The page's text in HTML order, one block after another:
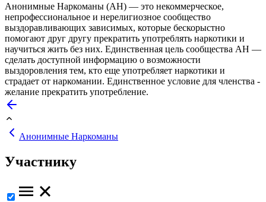
Анонимные Наркоманы (АН) — это некоммерческое,
непрофессиональное и нерелигиозное сообщество
выздоравливающих зависимых, которые бескорыстно
помогают друг другу прекратить употреблять наркотики и
научиться жить без них. Единственная цель сообщества АН —
сделать доступной информацию о возможности
выздоровления тем, кто еще употребляет наркотики и
страдает от наркомании. Единственное условие для членства -
желание прекратить употребление.
Анонимные Наркоманы
Участнику